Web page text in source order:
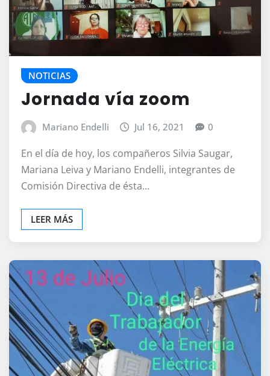
NOTICIAS
Jornada vía zoom
Mariano Endelli Jul 16, 2021 0
En el día de hoy, los compañeros Silvia Saugar,
Mariana Leiva y Mariano Endelli, integrantes de
Comisión Directiva de ésta…
LEER MÁS